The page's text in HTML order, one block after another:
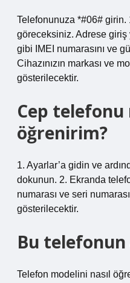
Telefonunuza *#06# girin.
göreceksiniz. Adrese giriş
gibi IMEI numarasını ve
Cihazınızın markası ve
gösterilecektir.
Cep telefonu
öğrenirim?
1. Ayarlar’a gidin ve
dokunun. 2. Ekranda
numarası ve seri
gösterilecektir.
Bu telefonun
Telefon modelini nasıl